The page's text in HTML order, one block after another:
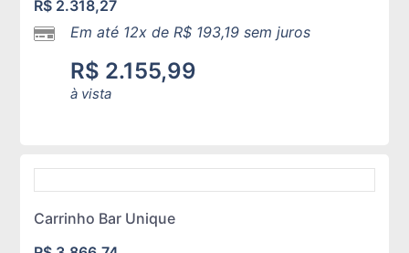
R$ 2.318,27
Em até 12x deR$ 193,19 sem juros
R$ 2.155,99
à vista
Carrinho Bar Unique